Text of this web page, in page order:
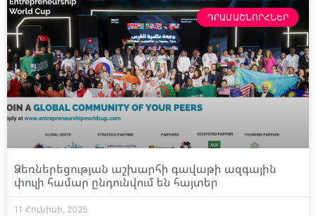
ԴՐԱՄԱՇՆՈՐՀՆԵՐ
Ձեռներեցության աշխարհի գավաթի ազգային
փուլի համար ընդունվում են հայտեր
11 Հունիսի, 2025